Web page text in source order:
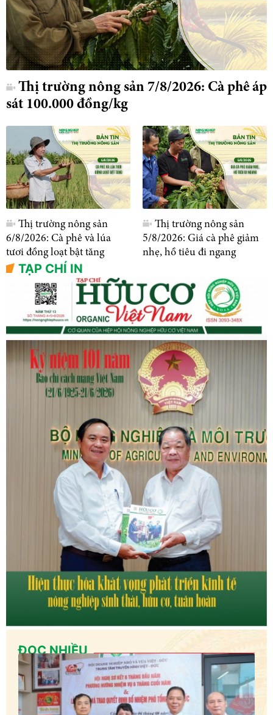
Thị trường nông sản 7/8/2026: Cà phê áp
sát 100.000 đồng/kg
Thị trường nông sản
6/8/2026: Cà phê và lúa
tươi đồng loạt bật tăng
Thị trường nông sản
5/8/2026: Giá cà phê giảm
nhẹ, hồ tiêu đi ngang
TẠP CHÍ IN
ĐỌC NHIỀU